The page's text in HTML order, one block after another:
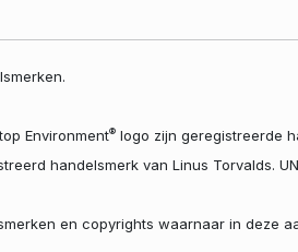
Environment®logo zijn geregistreerde
handelsmerk van Linus Torvalds.
en copyrights waarnaar in deze